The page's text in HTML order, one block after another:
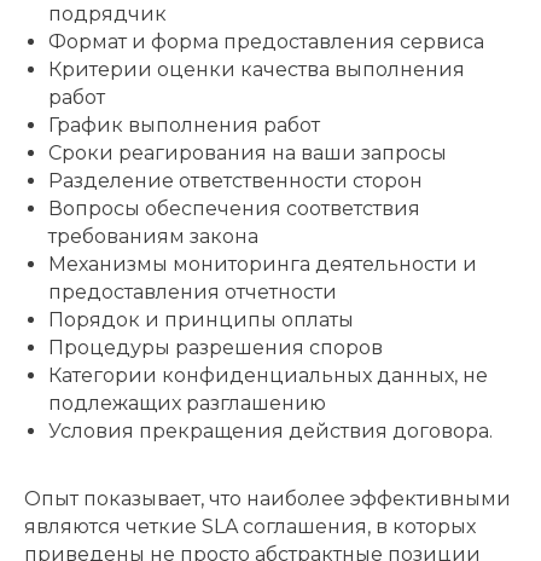
подрядчик
Формат и форма предоставления сервиса
Критерии оценки качества выполнения
работ
График выполнения работ
Сроки реагирования на ваши запросы
Разделение ответственности сторон
Вопросы обеспечения соответствия
требованиям закона
Механизмы мониторинга деятельности и
предоставления отчетности
Порядок и принципы оплаты
Процедуры разрешения споров
Категории конфиденциальных данных, не
подлежащих разглашению
Условия прекращения действия договора.
Опыт показывает, что наиболее эффективными
являются четкие SLA соглашения, в которых
приведены не просто абстрактные позиции